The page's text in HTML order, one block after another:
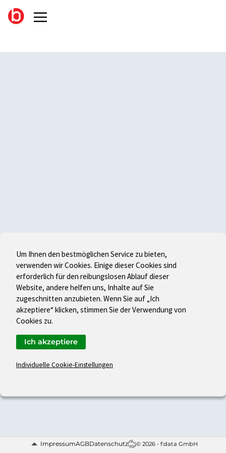
ImpressumAGBDatenschutz © 2026 - f:data GmbH
Um Ihnen den bestmöglichen Service zu bieten,
verwenden wir Cookies. Einige dieser Cookies sind
erforderlich für den reibungslosen Ablauf dieser
Website, andere helfen uns, Inhalte auf Sie
zugeschnitten anzubieten. Wenn Sie auf „Ich
akzeptiere“ klicken, stimmen Sie der Verwendung von
Cookies zu.
Individuelle Cookie-Einstellungen
Ich akzeptiere